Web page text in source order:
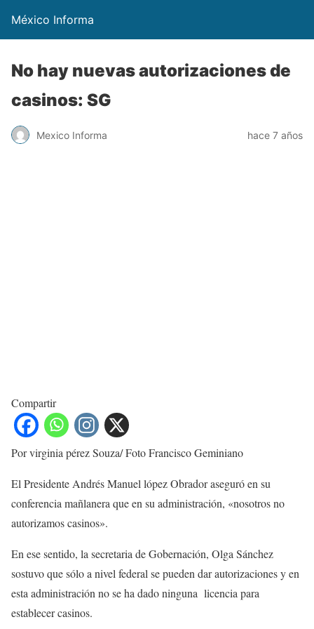
México Informa
No hay nuevas autorizaciones de
casinos: SG
Mexico Informa hace 7 años
Compartir
Por virginia pérez Souza/ Foto Francisco Geminiano
El Presidente Andrés Manuel lópez Obrador aseguró en su
conferencia mañlanera que en su administración, «nosotros no
autorizamos casinos».
En ese sentido, la secretaria de Gobernación, Olga Sánchez
sostuvo que sólo a nivel federal se pueden dar autorizaciones y en
esta administración no se ha dado ninguna licencia para
establecer casinos.